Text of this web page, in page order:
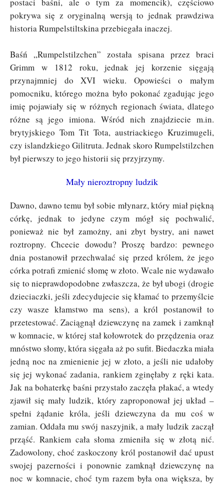
postaci baśni, ale o tym za momencik), częściowo
pokrywa się z oryginalną wersją to jednak prawdziwa
historia Rumpelstiltskina przebiegała inaczej.
Baśń „Rumpelstilzchen” została spisana przez braci
Grimm w 1812 roku, jednak jej korzenie sięgają
przynajmniej do XVI wieku. Opowieści o małym
pomocniku, którego można było pokonać zgadując jego
imię pojawiały się w różnych regionach świata, dlatego
różne są jego imiona. Wśród nich znajdziecie m.in.
brytyjskiego Tom Tit Tota, austriackiego Kruzimugeli,
czy islandzkiego Gilitruta. Jednak skoro Rumpelstilzchen
był pierwszy to jego historii się przyjrzymy.
Mały nieroztropny ludzik
Dawno, dawno temu był sobie młynarz, który miał piękną
córkę, jednak to jedyne czym mógł się pochwalić,
ponieważ nie był zamożny, ani zbyt bystry, ani nawet
roztropny. Chcecie dowodu? Proszę bardzo: pewnego
dnia postanowił przechwalać się przed królem, że jego
córka potrafi zmienić słomę w złoto. Wcale nie wydawało
się to nieprawdopodobne zwłaszcza, że był ubogi (drogie
dzieciaczki, jeśli zdecydujecie się kłamać to przemyślcie
czy wasze kłamstwo ma sens), a król postanowił to
przetestować. Zaciągnął dziewczynę na zamek i zamknął
w komnacie, w której stał kołowrotek do przędzenia oraz
mnóstwo słomy, która sięgała aż po sufit. Biedaczka miała
jedną noc na zmienienie jej w złoto, a jeśli nie udałoby
się jej wykonać zadania, rankiem zginęłaby z ręki kata.
Jak na bohaterkę baśni przystało zaczęła płakać, a wtedy
zjawił się mały ludzik, który zaproponował jej układ –
spełni żądanie króla, jeśli dziewczyna da mu coś w
zamian. Oddała mu swój naszyjnik, a mały ludzik zaczął
prząść. Rankiem cała słoma zmieniła się w złotą nić.
Zadowolony, choć zaskoczony król postanowił dać upust
swojej pazerności i ponownie zamknął dziewczynę na
noc w komnacie, choć tym razem była ona większa, by